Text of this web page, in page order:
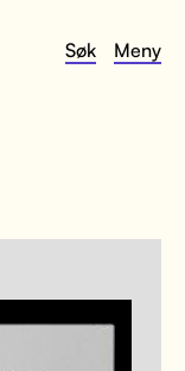
Søk Meny